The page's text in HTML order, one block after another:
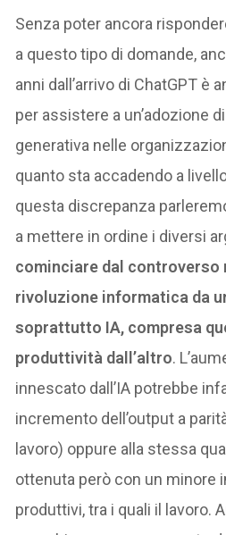
Senza poter ancora
a questo tipo di domande,
anni dall’arrivo di ChatGPT è
per assistere a un’adozione
generativa nelle
quanto sta accadendo a
questa discrepanza
a mettere in ordine i diversi
cominciare dal controverso
rivoluzione informatica da
soprattutto IA, compresa
produttività dall’altro.
innescato dall’IA potrebbe
incremento dell’output a
lavoro) oppure alla stessa
ottenuta però con un minore
produttivi, tra i quali il lavoro.